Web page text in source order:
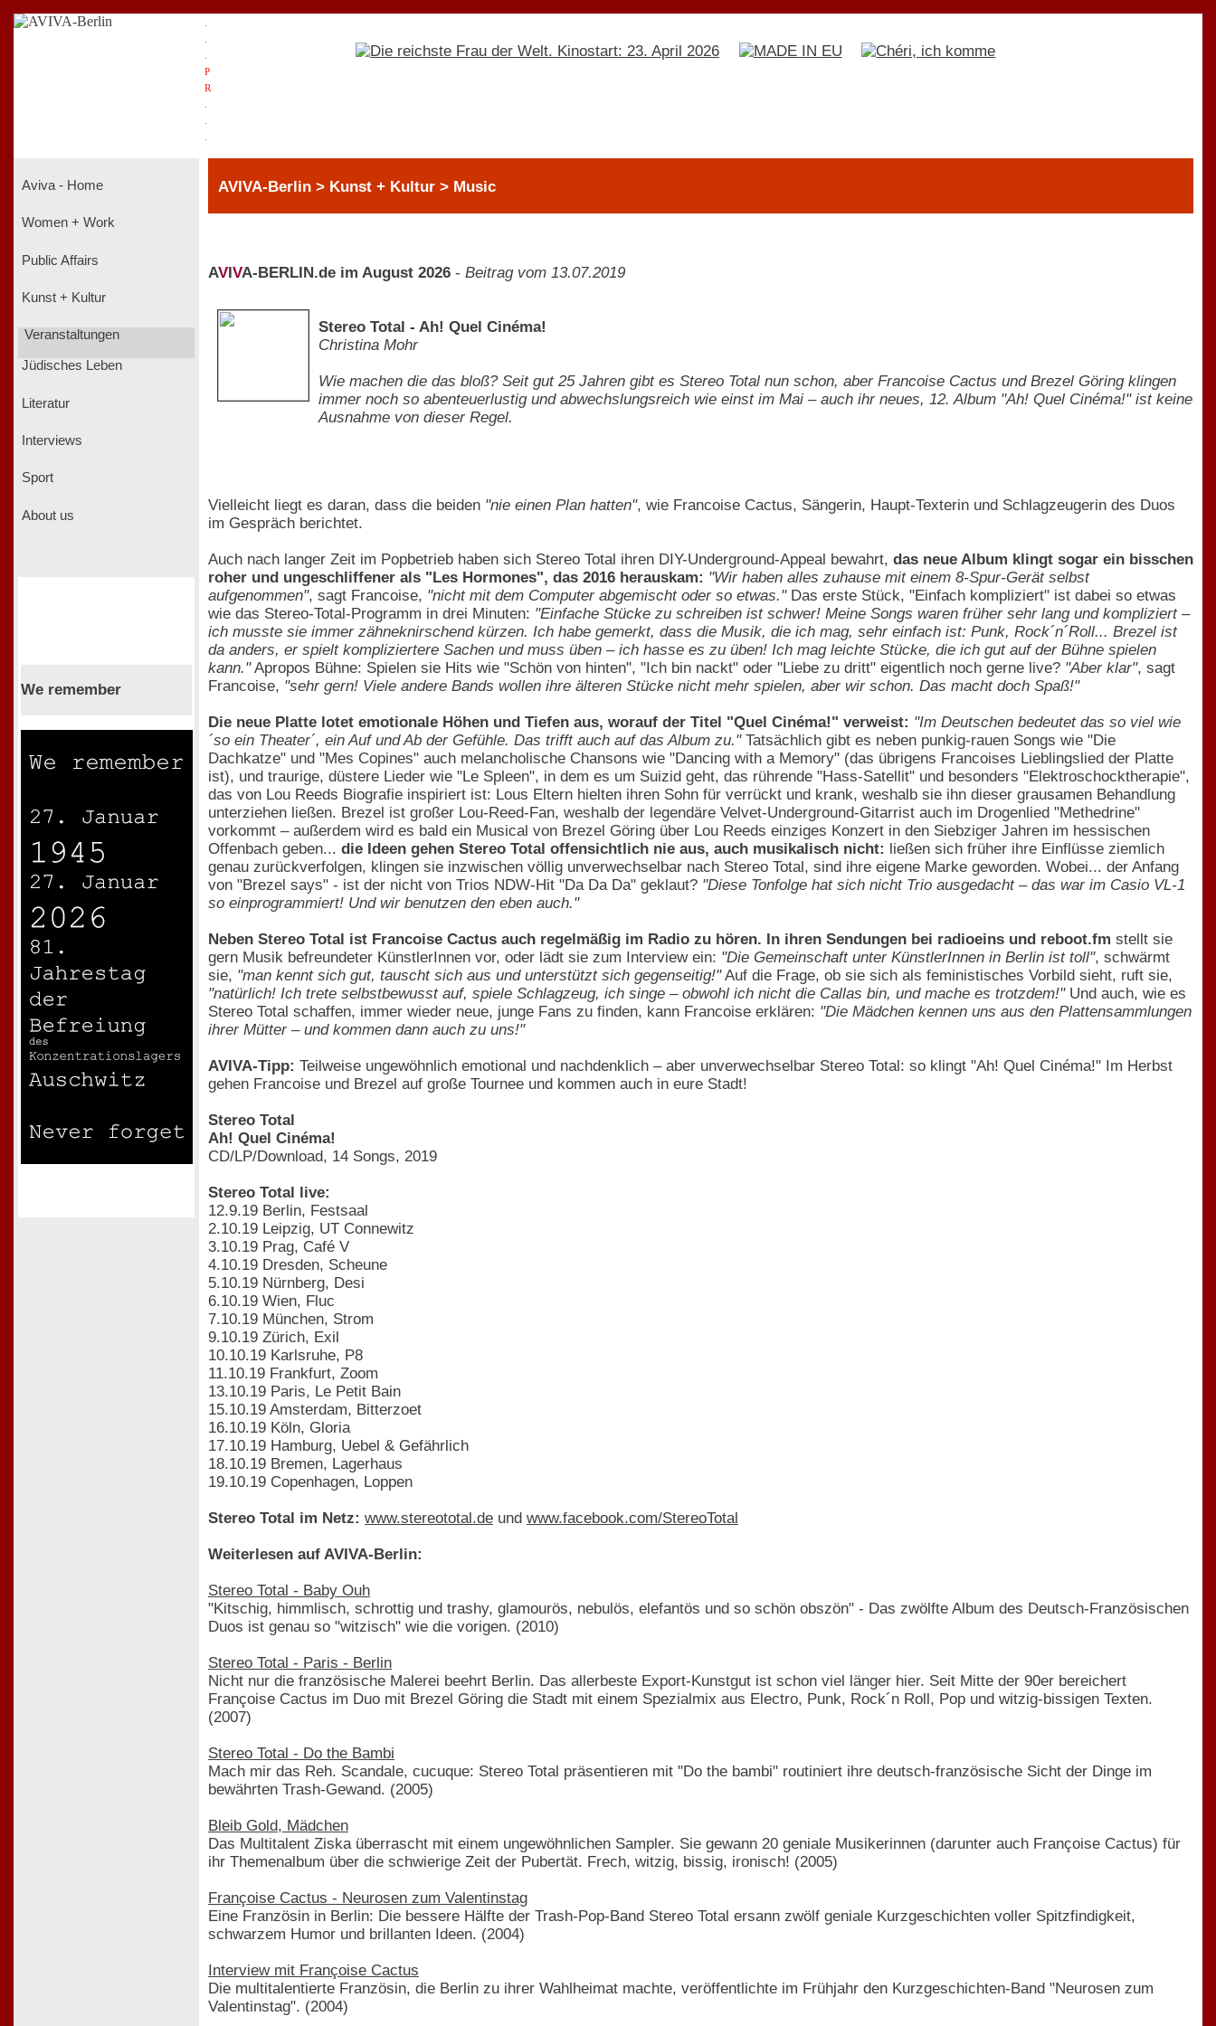
P
R
Aviva - Home
Women + Work
Public Affairs
Kunst + Kultur
Veranstaltungen
Jüdisches Leben
Literatur
Interviews
Sport
About us
We remember
AVIVA-Berlin > Kunst + Kultur > Music
AV VA-BERLIN.de im August 2026 - Beitrag vom 13.07.2019
Stereo Total - Ah! Quel Cinéma!
Christina Mohr
Wie machen die das bloß? Seit gut 25 Jahren gibt es Stereo Total nun schon, aber Francoise Cactus und Brezel Göring klingen
immer noch so abenteuerlustig und abwechslungsreich wie einst im Mai – auch ihr neues, 12. Album "Ah! Quel Cinéma!" ist keine
Ausnahme von dieser Regel.
Vielleicht liegt es daran, dass die beiden "nie einen Plan hatten", wie Francoise Cactus, Sängerin, Haupt-Texterin und Schlagzeugerin des Duos
im Gespräch berichtet.
Auch nach langer Zeit im Popbetrieb haben sich Stereo Total ihren DIY-Underground-Appeal bewahrt, das neue Album klingt sogar ein bisschen
roher und ungeschliffener als "Les Hormones", das 2016 herauskam: "Wir haben alles zuhause mit einem 8-Spur-Gerät selbst
aufgenommen", sagt Francoise, "nicht mit dem Computer abgemischt oder so etwas."Das erste Stück, "Einfach kompliziert" ist dabei so etwas
wie das Stereo-Total-Programm in drei Minuten: "Einfache Stücke zu schreiben ist schwer! Meine Songs waren früher sehr lang und kompliziert –
ich musste sie immer zähneknirschend kürzen. Ich habe gemerkt, dass die Musik, die ich mag, sehr einfach ist: Punk, Rock´n´Roll... Brezel ist
da anders, er spielt kompliziertere Sachen und muss üben – ich hasse es zu üben! Ich mag leichte Stücke, die ich gut auf der Bühne spielen
kann."Apropos Bühne: Spielen sie Hits wie "Schön von hinten", "Ich bin nackt" oder "Liebe zu dritt" eigentlich noch gerne live? "Aber klar", sagt
Francoise, "sehr gern! Viele andere Bands wollen ihre älteren Stücke nicht mehr spielen, aber wir schon. Das macht doch Spaß!"
Die neue Platte lotet emotionale Höhen und Tiefen aus, worauf der Titel "Quel Cinéma!" verweist: "Im Deutschen bedeutet das so viel wie
´so ein Theater´, ein Auf und Ab der Gefühle. Das trifft auch auf das Album zu."Tatsächlich gibt es neben punkig-rauen Songs wie "Die
Dachkatze" und "Mes Copines" auch melancholische Chansons wie "Dancing with a Memory" (das übrigens Francoises Lieblingslied der Platte
ist), und traurige, düstere Lieder wie "Le Spleen", in dem es um Suizid geht, das rührende "Hass-Satellit" und besonders "Elektroschocktherapie",
das von Lou Reeds Biografie inspiriert ist: Lous Eltern hielten ihren Sohn für verrückt und krank, weshalb sie ihn dieser grausamen Behandlung
unterziehen ließen. Brezel ist großer Lou-Reed-Fan, weshalb der legendäre Velvet-Underground-Gitarrist auch im Drogenlied "Methedrine"
vorkommt – außerdem wird es bald ein Musical von Brezel Göring über Lou Reeds einziges Konzert in den Siebziger Jahren im hessischen
Offenbach geben... die Ideen gehen Stereo Total offensichtlich nie aus, auch musikalisch nicht: ließen sich früher ihre Einflüsse ziemlich
genau zurückverfolgen, klingen sie inzwischen völlig unverwechselbar nach Stereo Total, sind ihre eigene Marke geworden. Wobei... der Anfang
von "Brezel says" - ist der nicht von Trios NDW-Hit "Da Da Da" geklaut? "Diese Tonfolge hat sich nicht Trio ausgedacht – das war im Casio VL-1
so einprogrammiert! Und wir benutzen den eben auch."
Neben Stereo Total ist Francoise Cactus auch regelmäßig im Radio zu hören. In ihren Sendungen bei radioeins und reboot.fm stellt sie
gern Musik befreundeter KünstlerInnen vor, oder lädt sie zum Interview ein: "Die Gemeinschaft unter KünstlerInnen in Berlin ist toll", schwärmt
sie, "man kennt sich gut, tauscht sich aus und unterstützt sich gegenseitig!"Auf die Frage, ob sie sich als feministisches Vorbild sieht, ruft sie,
"natürlich! Ich trete selbstbewusst auf, spiele Schlagzeug, ich singe – obwohl ich nicht die Callas bin, und mache es trotzdem!"Und auch, wie es
Stereo Total schaffen, immer wieder neue, junge Fans zu finden, kann Francoise erklären: "Die Mädchen kennen uns aus den Plattensammlungen
ihrer Mütter – und kommen dann auch zu uns!"
AVIVA-Tipp: Teilweise ungewöhnlich emotional und nachdenklich – aber unverwechselbar Stereo Total: so klingt "Ah! Quel Cinéma!" Im Herbst
gehen Francoise und Brezel auf große Tournee und kommen auch in eure Stadt!
Stereo Total
Ah! Quel Cinéma!
CD/LP/Download, 14 Songs, 2019
Stereo Total live:
12.9.19 Berlin, Festsaal
2.10.19 Leipzig, UT Connewitz
3.10.19 Prag, Café V
4.10.19 Dresden, Scheune
5.10.19 Nürnberg, Desi
6.10.19 Wien, Fluc
7.10.19 München, Strom
9.10.19 Zürich, Exil
10.10.19 Karlsruhe, P8
11.10.19 Frankfurt, Zoom
13.10.19 Paris, Le Petit Bain
15.10.19 Amsterdam, Bitterzoet
16.10.19 Köln, Gloria
17.10.19 Hamburg, Uebel & Gefährlich
18.10.19 Bremen, Lagerhaus
19.10.19 Copenhagen, Loppen
Stereo Total im Netz: www.stereototal.de und www.facebook.com/StereoTotal
Weiterlesen auf AVIVA-Berlin:
Stereo Total - Baby Ouh
"Kitschig, himmlisch, schrottig und trashy, glamourös, nebulös, elefantös und so schön obszön" - Das zwölfte Album des Deutsch-Französischen
Duos ist genau so "witzisch" wie die vorigen. (2010)
Stereo Total - Paris - Berlin
Nicht nur die französische Malerei beehrt Berlin. Das allerbeste Export-Kunstgut ist schon viel länger hier. Seit Mitte der 90er bereichert
Françoise Cactus im Duo mit Brezel Göring die Stadt mit einem Spezialmix aus Electro, Punk, Rock´n Roll, Pop und witzig-bissigen Texten.
(2007)
Stereo Total - Do the Bambi
Mach mir das Reh. Scandale, cucuque: Stereo Total präsentieren mit "Do the bambi" routiniert ihre deutsch-französische Sicht der Dinge im
bewährten Trash-Gewand. (2005)
Bleib Gold, Mädchen
Das Multitalent Ziska überrascht mit einem ungewöhnlichen Sampler. Sie gewann 20 geniale Musikerinnen (darunter auch Françoise Cactus) für
ihr Themenalbum über die schwierige Zeit der Pubertät. Frech, witzig, bissig, ironisch! (2005)
Françoise Cactus - Neurosen zum Valentinstag
Eine Französin in Berlin: Die bessere Hälfte der Trash-Pop-Band Stereo Total ersann zwölf geniale Kurzgeschichten voller Spitzfindigkeit,
schwarzem Humor und brillanten Ideen. (2004)
Interview mit Françoise Cactus
Die multitalentierte Französin, die Berlin zu ihrer Wahlheimat machte, veröffentlichte im Frühjahr den Kurzgeschichten-Band "Neurosen zum
Valentinstag". (2004)